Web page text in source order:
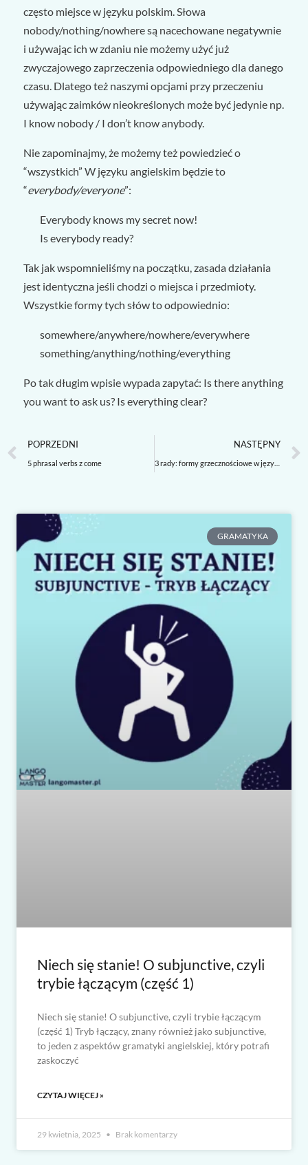
często miejsce w języku polskim. Słowa
nobody/nothing/nowhere są nacechowane negatywnie
i używając ich w zdaniu nie możemy użyć już
zwyczajowego zaprzeczenia odpowiedniego dla danego
czasu. Dlatego też naszymi opcjami przy przeczeniu
używając zaimków nieokreślonych może być jedynie np.
I know nobody / I don’t know anybody.
Nie zapominajmy, że możemy też powiedzieć o
“wszystkich” W języku angielskim będzie to
“everybody/everyone”:
Everybody knows my secret now!
Is everybody ready?
Tak jak wspomnieliśmy na początku, zasada działania
jest identyczna jeśli chodzi o miejsca i przedmioty.
Wszystkie formy tych słów to odpowiednio:
somewhere/anywhere/nowhere/everywhere
something/anything/nothing/everything
Po tak długim wpisie wypada zapytać: Is there anything
you want to ask us? Is everything clear?
Prev
POPRZEDNI
5 phrasal verbs z come
NASTĘPNY
3 rady: formy grzecznościowe w języku angielskim
GRAMATYKA
Niech się stanie! O subjunctive, czyli
trybie łączącym (część 1)
Niech się stanie! O subjunctive, czyli trybie łączącym
(część 1) Tryb łączący, znany również jako subjunctive,
to jeden z aspektów gramatyki angielskiej, który potrafi
zaskoczyć
CZYTAJ WIĘCEJ »
29 kwietnia, 2025 Brak komentarzy